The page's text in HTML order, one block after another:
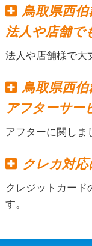
鳥取県西
法人や店舗で
法人や店舗様で大
鳥取県西
アフターサー
アフターに関しま
クレカ対
クレジットカード
す。